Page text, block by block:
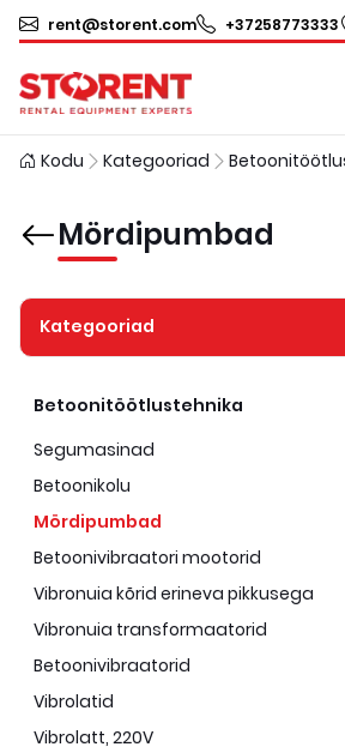
rent@storent.com +37258773333
Kodu Kategooriad
Mördipumbad
Kategooriad
Betoonitöötlustehnika
Segumasinad
Betoonikolu
Mördipumbad
Betoonivibraatori mootorid
Vibronuia kõrid erineva pikkusega
Vibronuia transformaatorid
Betoonivibraatorid
Vibrolatid
Vibrolatt, 220V